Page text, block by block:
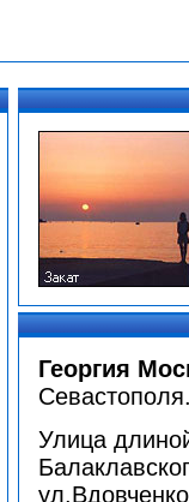
Георгия
Улица